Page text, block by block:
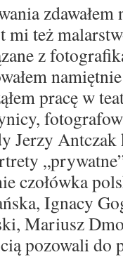
zdawałem
też
z
pracę w tea
Jerzy Antczak
czołówka
Ignacy
Mariusz
pozowali do